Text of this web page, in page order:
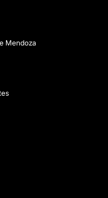
Mendoza